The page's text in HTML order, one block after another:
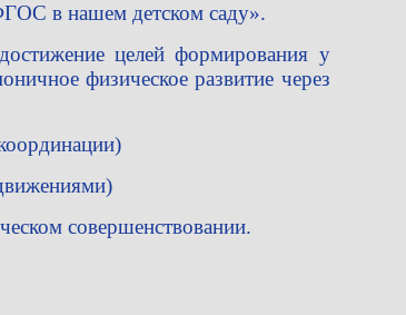
в нашем детском саду».
целей формирования у
физическое развитие через
совершенствовании.